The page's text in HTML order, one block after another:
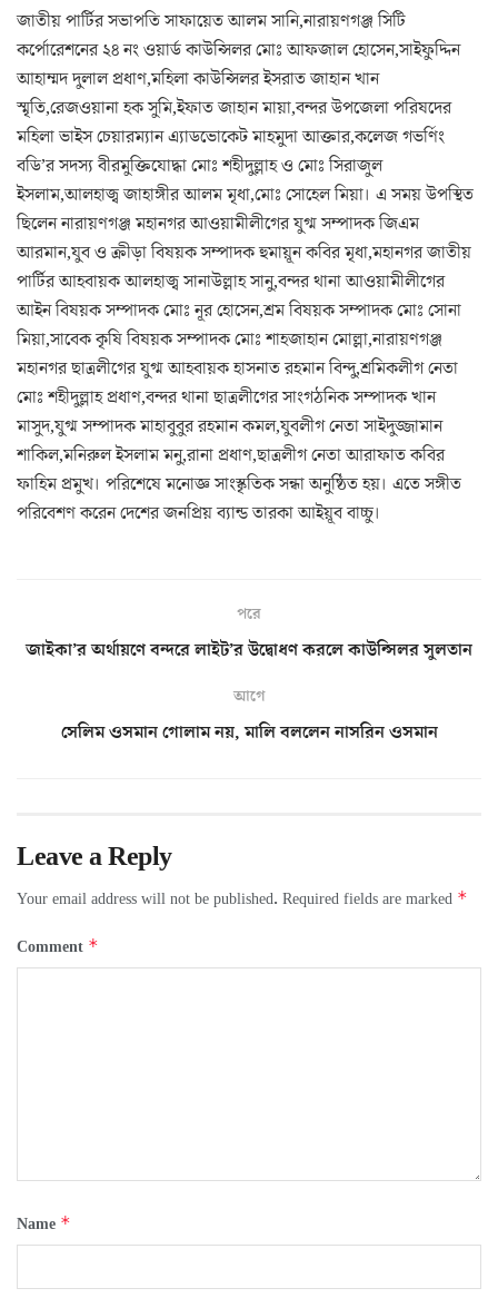
জাতীয় পার্টির সভাপতি সাফায়েত আলম সানি,নারায়ণগঞ্জ সিটি
কর্পোরেশনের ২৪ নং ওয়ার্ড কাউন্সিলর মোঃ আফজাল হোসেন,সাইফুদ্দিন
আহাম্মদ দুলাল প্রধাণ,মহিলা কাউন্সিলর ইসরাত জাহান খান
স্মৃতি,রেজওয়ানা হক সুমি,ইফাত জাহান মায়া,বন্দর উপজেলা পরিষদের
মহিলা ভাইস চেয়ারম্যান এ্যাডভোকেট মাহমুদা আক্তার,কলেজ গভর্ণিং
বডি’র সদস্য বীরমুক্তিযোদ্ধা মোঃ শহীদুল্লাহ ও মোঃ সিরাজুল
ইসলাম,আলহাজ্ব জাহাঙ্গীর আলম মৃধা,মোঃ সোহেল মিয়া। এ সময় উপস্থিত
ছিলেন নারায়ণগঞ্জ মহানগর আওয়ামীলীগের যুগ্ম সম্পাদক জিএম
আরমান,যুব ও ক্রীড়া বিষয়ক সম্পাদক হুমায়ূন কবির মৃধা,মহানগর জাতীয়
পার্টির আহবায়ক আলহাজ্ব সানাউল্লাহ সানু,বন্দর থানা আওয়ামীলীগের
আইন বিষয়ক সম্পাদক মোঃ নূর হোসেন,শ্রম বিষয়ক সম্পাদক মোঃ সোনা
মিয়া,সাবেক কৃষি বিষয়ক সম্পাদক মোঃ শাহজাহান মোল্লা,নারায়ণগঞ্জ
মহানগর ছাত্রলীগের যুগ্ম আহবায়ক হাসনাত রহমান বিন্দু,শ্রমিকলীগ নেতা
মোঃ শহীদুল্লাহ প্রধাণ,বন্দর থানা ছাত্রলীগের সাংগঠনিক সম্পাদক খান
মাসুদ,যুগ্ম সম্পাদক মাহাবুবুর রহমান কমল,যুবলীগ নেতা সাইদুজ্জামান
শাকিল,মনিরুল ইসলাম মনু,রানা প্রধাণ,ছাত্রলীগ নেতা আরাফাত কবির
ফাহিম প্রমুখ। পরিশেষে মনোজ্ঞ সাংস্কৃতিক সন্ধা অনুষ্ঠিত হয়। এতে সঙ্গীত
পরিবেশণ করেন দেশের জনপ্রিয় ব্যান্ড তারকা আইয়ূব বাচ্চু।
পরে
জাইকা’র অর্থায়ণে বন্দরে লাইট’র উদ্বোধণ করলে কাউন্সিলর সুলতান
আগে
সেলিম ওসমান গোলাম নয়, মালি বললেন নাসরিন ওসমান
Leave a Reply
Your email address will not be published. Required fields are marked *
Comment *
Name *